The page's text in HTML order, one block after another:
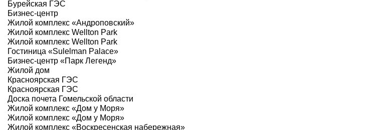
Бурейская ГЭС
Бизнес-центр
Жилой комплекс «Андроповский»
Жилой комплекс Wellton Park
Жилой комплекс Wellton Park
Гостиница «Sulelman Palace»
Бизнес-центр «Парк Легенд»
Жилой дом
Красноярская ГЭС
Красноярская ГЭС
Доска почета Гомельской области
Жилой комплекс «Дом у Моря»
Жилой комплекс «Дом у Моря»
Жилой комплекс «Воскресенская набережная»